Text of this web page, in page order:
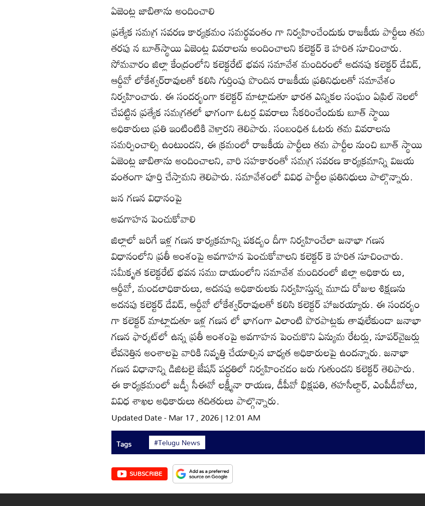
ఏజెంట్ల జాబితాను అందించాలి
ప్రత్యేక సమగ్ర సవరణ కార్యక్రమం సమర్థవంతం గా నిర్వహించేందుకు రాజకీయ పార్టీలు తమ
తరపు న బూత్‌స్థాయి ఏజెంట్ల వివరాలను అందించాలని కలెక్టర్‌ కె హరిత సూచించారు.
సోమవారం జిల్లా కేంద్రంలోని కలెక్టరేట్‌ భవన సమావేశ మందిరంలో అదనపు కలెక్టర్‌ డేవిడ్‌,
ఆర్డీవో లోకేశ్వర్‌రావులతో కలిసి గుర్తింపు పొందిన రాజకీయ ప్రతినిధులతో సమావేశం
నిర్వహించారు. ఈ సందర్భంగా కలెక్టర్‌ మాట్లాడుతూ భారత ఎన్నికల సంఘం ఏప్రిల్‌ నెలలో
చేపట్టిన ప్రత్యేక సమగ్రతలో భాగంగా ఓటర్ల వివరాలు సేకరించేందుకు బూత్‌ స్థాయి
అధికారులు ప్రతి ఇంటింటికి వెళ్తారని తెలిపారు. సంబంధిత ఓటరు తమ వివరాలను
సమర్పించాల్సి ఉంటుందని, ఈ క్రమంలో రాజకీయ పార్టీలు తమ పార్టీల నుంచి బూత్‌ స్థాయి
ఏజెంట్ల జాబితాను అందించాలని, వారి సహకారంతో సమగ్ర సవరణ కార్యక్రమాన్ని విజయ
వంతంగా పూర్తి చేస్తామని తెలిపారు. సమావేశంలో వివిధ పార్టీల ప్రతినిధులు పాల్గొన్నారు.
జన గణన విధానంపై
అవగాహన పెంచుకోవాలి
జిల్లాలో జరిగే ఇళ్ల గణన కార్యక్రమాన్ని పకడ్బం దీగా నిర్వహించేలా జనాభా గణన
విధానంలోని ప్రతీ అంశంపై అవగాహన పెంచుకోవాలని కలెక్టర్‌ కె హరిత సూచించారు.
సమీకృత కలెక్టరేట్‌ భవన సము దాయంలోని సమావేశ మందిరంలో జిల్లా అధికారు లు,
ఆర్డీవో, మండలాధికారులు, అదనపు అధికారులకు నిర్వహిస్తున్న మూడు రోజుల శిక్షణను
అదనపు కలెక్టర్‌ డేవిడ్‌, ఆర్డీవో లోకేశ్వర్‌రావులతో కలిసి కలెక్టర్‌ హాజరయ్యారు. ఈ సందర్భం
గా కలెక్టర్‌ మాట్లాడుతూ ఇళ్ల గణన లో భాగంగా ఎలాంటి పొరపాట్లకు తావులేకుండా జనాభా
గణన ఫార్మట్‌లో ఉన్న ప్రతీ అంశంపై అవగాహన పెంచుకొని ఏన్యుమ రేటర్లు, సూపర్‌వైజర్లు
లేవనెత్తిన అంశాలపై వారికి నివృత్తి చేయాల్సిన బాధ్యత అధికారులపై ఉందన్నారు. జనాభా
గణన విధానాన్ని డిజిటలై జేషన్‌ పద్ధతిలో నిర్వహించడం జరు గుతుందని కలెక్టర్‌ తెలిపారు.
ఈ కార్యక్రమంలో జడ్పీ సీఈవో లక్ష్మీనా రాయణ, డీపీవో భిక్షపతి, తహసీల్దార్‌, ఎంపీడీవోలు,
వివిధ శాఖల అధికారులు తదితరులు పాల్గొన్నారు.
Updated Date - Mar 17 , 2026 | 12:01 AM
Tags #Telugu News
SUBSCRIBE